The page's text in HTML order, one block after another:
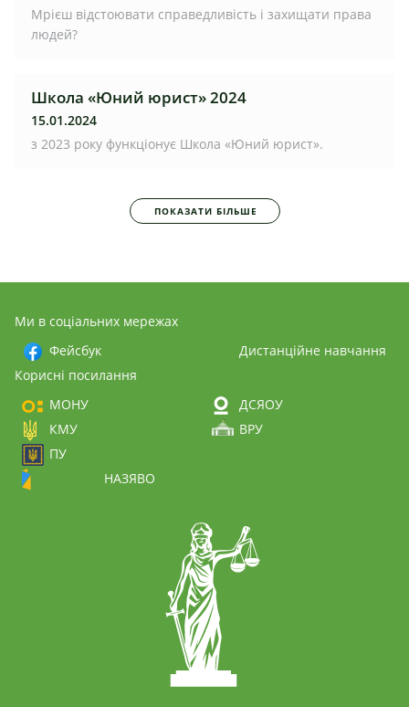
Мрієш відстоювати справедливість і захищати права
людей?
Школа «Юний юрист» 2024
15.01.2024
з 2023 року функціонує Школа «Юний юрист».
ПОКАЗАТИ БІЛЬШЕ
Ми в соціальних мережах
Фейсбук
Дистанційне навчання
Корисні посилання
МОНУ
ДСЯОУ
КМУ
ВРУ
ПУ
НАЗЯВО